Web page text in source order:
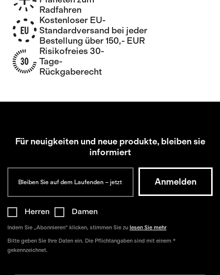
Radfahren
Kostenloser EU-
Standardversand bei jeder
Bestellung über 150,- EUR
Risikofreies 30-
Tage-
Rückgaberecht
Für neuigkeiten und neue produkte, bleiben sie
informiert
Herren Damen
Indem Sie „Abonnieren“ klicken, stimmen Sie zu lesen Sie mehr
Bitte geben Sie Ihre Daten ein. Die Pflichtangaben sind mit einem *
gekennzeichnet.